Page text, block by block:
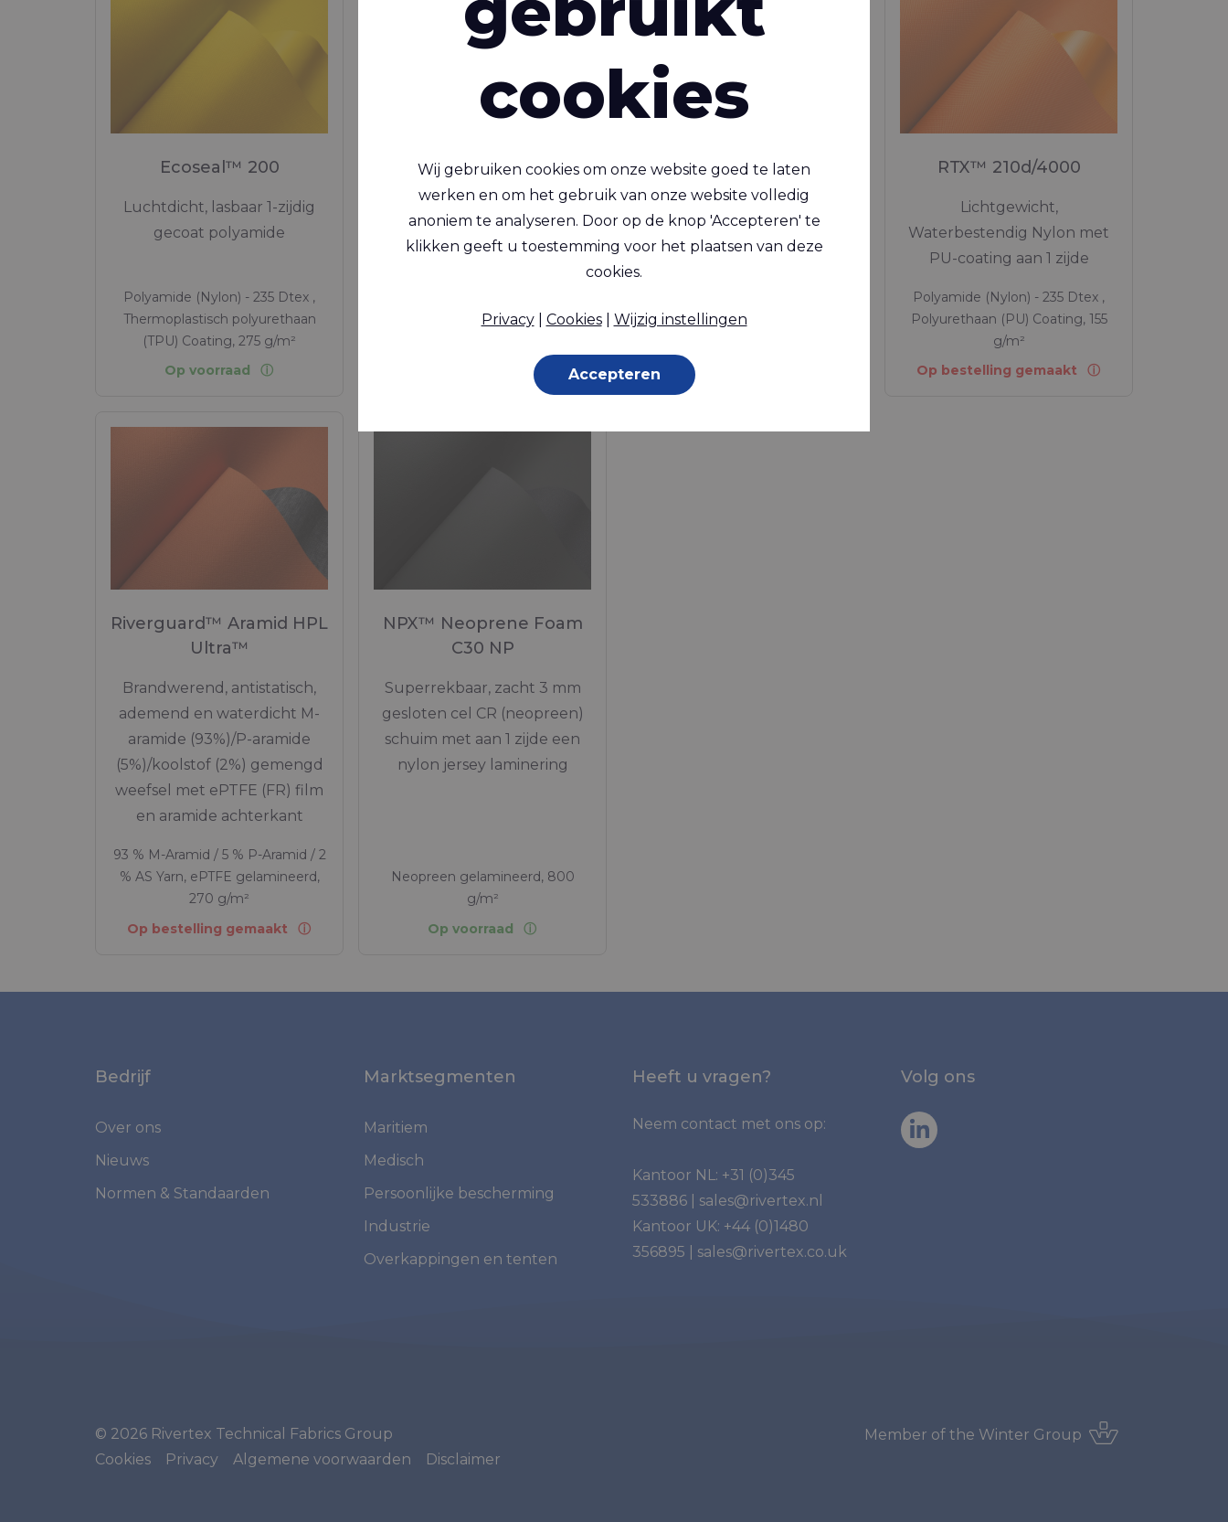
Ecoseal™ 200
Luchtdicht, lasbaar 1-zijdig
gecoat polyamide
Polyamide (Nylon) - 235 Dtex ,
Thermoplastisch polyurethaan
(TPU) Coating, 275 g/m²
Op voorraad
Riverseal® 200
Lichtgewicht, luchtdicht,
TPU-coating aan 1 zijde,
nylon
Thermoplastisch polyurethaan
Riverseal® 200 IM
Lichtgewicht, lasbaar,
waterdicht, TPU-coating aan
TPU (Ether) gelamineerd, 240
Op bestelling gemaakt
RTX™ 210d/4000
Lichtgewicht,
Waterbestendig Nylon met
PU-coating aan 1 zijde
Polyamide (Nylon) - 235 Dtex ,
Polyurethaan (PU) Coating, 155
g/m²
Op bestelling gemaakt
Riverguard™ Aramid HPL
Ultra™
Brandwerend, antistatisch,
ademend en waterdicht M-
aramide (93%)/P-aramide
(5%)/koolstof (2%) gemengd
weefsel met ePTFE (FR) film
en aramide achterkant
93 % M-Aramid / 5 % P-Aramid / 2
% AS Yarn, ePTFE gelamineerd,
270 g/m²
Op bestelling gemaakt
NPX™ Neoprene Foam
C30 NP
Superrekbaar, zacht 3 mm
gesloten cel CR (neopreen)
schuim met aan 1 zijde een
nylon jersey laminering
Neopreen gelamineerd, 800
g/m²
Op voorraad
Bedrijf
Over ons
Nieuws
Normen & Standaarden
Marktsegmenten
Maritiem
Medisch
Persoonlijke bescherming
Industrie
Overkappingen en tenten
Heeft u vragen?
Neem contact met ons op:
Kantoor NL: +31 (0)345
533886
sales@rivertex.nl
Kantoor UK: +44 (0)1480
356895
sales@rivertex.co.uk
Volg ons
© 2026 Rivertex Technical Fabrics Group
Cookies
Privacy Algemene voorwaarden Disclaimer
Member of the Winter Group
cookies
Wij gebruiken cookies om onze website goed te laten
werken en om het gebruik van onze website volledig
anoniem te analyseren. Door op de knop 'Accepteren' te
klikken geeft u toestemming voor het plaatsen van deze
cookies.
Privacy| Cookies| Wijzig instellingen
Accepteren